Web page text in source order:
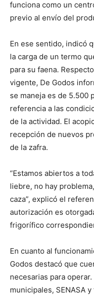
funciona como un
previo al envío del
En ese sentido, indicó
la carga de un termo
para su faena.
vigente, De Godos
se maneja es de 5.500
referencia a las
de la actividad. El
recepción de nuevos
de la zafra.
“Estamos abiertos a
liebre, no hay
caza”, explicó el
autorización es
frigorífico
En cuanto al
Godos destacó que
necesarias para
municipales, SENASA